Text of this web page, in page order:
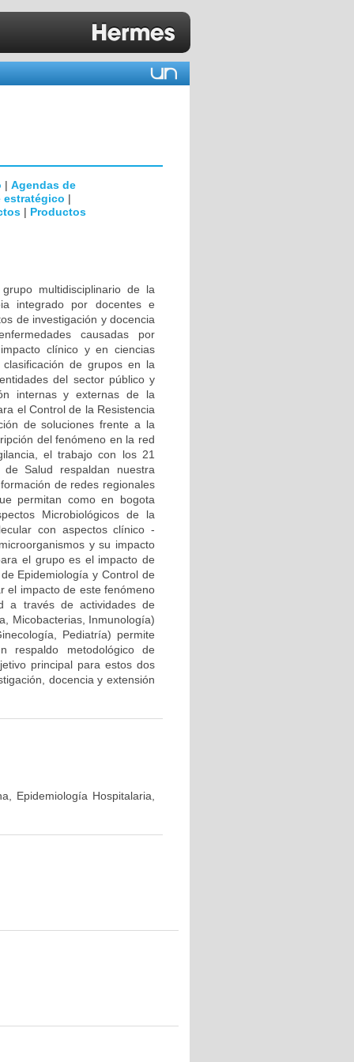
| Agendas de
estratégico |
| Productos
multidisciplinario de la
integrado por docentes e
de investigación y docencia
causadas por
clínico y en ciencias
de grupos en la
del sector público y
internas y externas de la
el Control de la Resistencia
de soluciones frente a la
del fenómeno en la red
el trabajo con los 21
Salud respaldan nuestra
de redes regionales
permitan como en bogota
Microbiológicos de la
con aspectos clínico -
y su impacto
el grupo es el impacto de
Epidemiología y Control de
el impacto de este fenómeno
a través de actividades de
Micobacterias, Inmunología)
Pediatría) permite
respaldo metodológico de
principal para estos dos
docencia y extensión
Epidemiología Hospitalaria,